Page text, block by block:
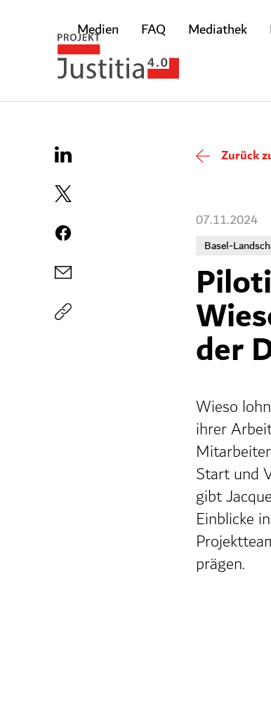
Medien FAQ Mediathek
Zurück
07.11.2024
Basel-
der
Wieso
ihrer
Start und
gibt
Einblicke
prägen.